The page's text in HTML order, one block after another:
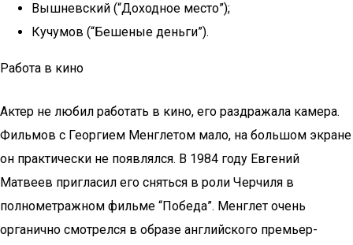
Вышневский (“Доходное место”);
Кучумов (“Бешеные деньги”).
Работа в кино
Актер не любил работать в кино, его раздражала камера.
Фильмов с Георгием Менглетом мало, на большом экране
он практически не появлялся. В 1984 году Евгений
Матвеев пригласил его сняться в роли Черчиля в
полнометражном фильме “Победа”. Менглет очень
органично смотрелся в образе английского премьер-